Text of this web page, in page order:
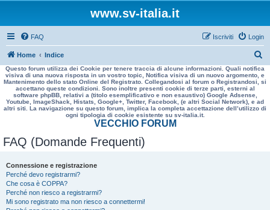
www.sv-italia.it
FAQ Login
Iscriviti
Home Indice
e
r
a
Questo forum utilizza dei Cookie per tenere traccia di alcune informazioni. Quali notifica
visiva di una nuova risposta in un vostro topic, Notifica visiva di un nuovo argomento, e
Mantenimento dello stato Online del Registrato. Collegandosi al forum o Registrandosi, si
accettano queste condizioni. Sono inoltre presenti cookie di terze parti, esterni al
software phpBB, relativi a (titolo esemplificativo e non esaustivo) Google Adsense,
Youtube, ImageShack, Histats, Google+, Twitter, Facebook, (e altri Social Network), e ad
altri siti. La navigazione su questo forum, implica la completa accettazione dell’utilizzo di
ogni tipologia di cookie esistente su sv-italia.it.
VECCHIO FORUM
FAQ (Domande Frequenti)
Connessione e registrazione
Perché devo registrarmi?
Che cosa è COPPA?
Perché non riesco a registrarmi?
Mi sono registrato ma non riesco a connettermi!